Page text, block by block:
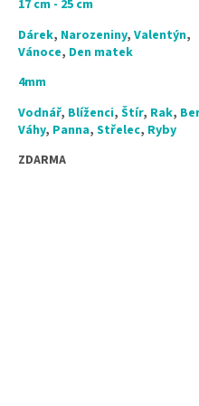
17 cm - 25 cm
Dárek, Narozeniny,Valentýn,
Vánoce, Den matek
4mm
Vodnář, Blíženci,Štír, Rak,
Váhy, Panna,Střelec, Ryby
ZDARMA